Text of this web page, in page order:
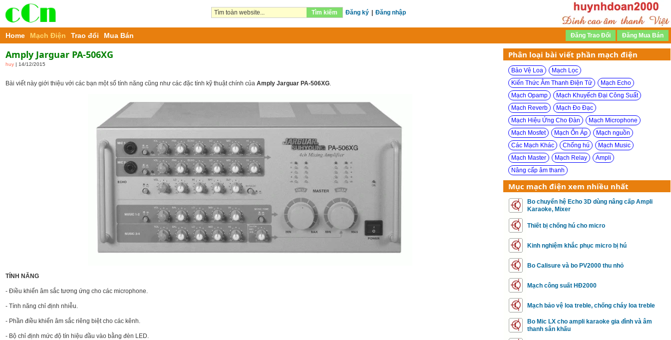
Tìm kiếm Đăng ký Đăng nhập
Home Mạch Điện Trao đổi Mua Bán
Amply Jarguar PA-506XG
huy | 14/12/2015
Bài viết này giới thiệu với các bạn một số tính năng cũng như các đặc tính kỹ thuật chính của Amply Jarguar PA-506XG.
TÍNH NĂNG
- Điều khiển âm sắc tương ứng cho các microphone.
- Tính năng chỉ định nhiễu.
- Phần điều khiển âm sắc riêng biệt cho các kênh.
- Bộ chỉ định mức độ tín hiệu đầu vào bằng đèn LED.
Phân loại bài viết phần mạch điện
Bảo Vệ Loa
Mạch Lọc
Kiến Thức Âm Thanh Điện Tử
Mạch Echo
Mạch Opamp
Mạch Khuyếch Đại Công Suất
Mạch Reverb
Mạch Đo Đạc
Mạch Hiệu Ứng Cho Đàn
Mạch Microphone
Mạch Mosfet
Mạch Ổn Áp
Mạch nguồn
Các Mạch Khác
Chống hú
Mạch Music
Mạch Master
Mạch Relay
Ampli
Nâng cấp âm thanh
Mục mạch điện xem nhiều nhất
Bo chuyển hệ Echo 3D dùng nâng cấp Ampli
Karaoke, Mixer
Thiết bị chống hú cho micro
Kinh nghiệm khắc phục micro bị hú
Bo Calisure và bo PV2000 thu nhỏ
Mạch công suất HĐ2000
Mạch bảo vệ loa treble, chống cháy loa treble
Bo Mic LX cho ampli karaoke gia đình và âm
thanh sân khấu